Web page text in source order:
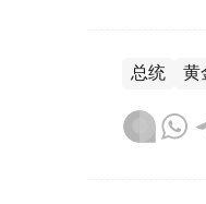
总统 黄